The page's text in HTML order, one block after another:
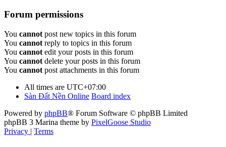
Forum permissions
You cannot post new topics in this forum
You cannot reply to topics in this forum
You cannot edit your posts in this forum
You cannot delete your posts in this forum
You cannot post attachments in this forum
All times are UTC+07:00
Sàn Đất Nền Online Board index
Powered by phpBB® Forum Software © phpBB Limited
phpBB 3 Marina theme by PixelGoose Studio
Privacy | Terms